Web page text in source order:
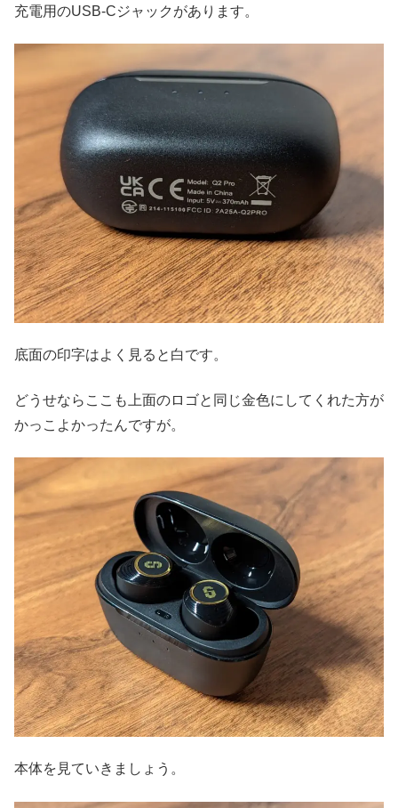
充電用のUSB-Cジャックがあります。
底面の印字はよく見ると白です。
どうせならここも上面のロゴと同じ金色にしてくれた方が
かっこよかったんですが。
本体を見ていきましょう。